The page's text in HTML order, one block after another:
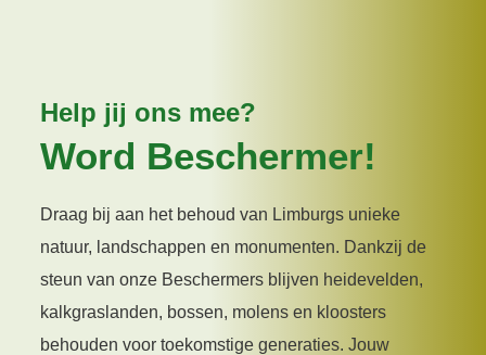
Help jij ons mee?
Word Beschermer!
Draag bij aan het behoud van Limburgs unieke
natuur, landschappen en monumenten. Dankzij de
steun van onze Beschermers blijven heidevelden,
kalkgraslanden, bossen, molens en kloosters
behouden voor toekomstige generaties. Jouw